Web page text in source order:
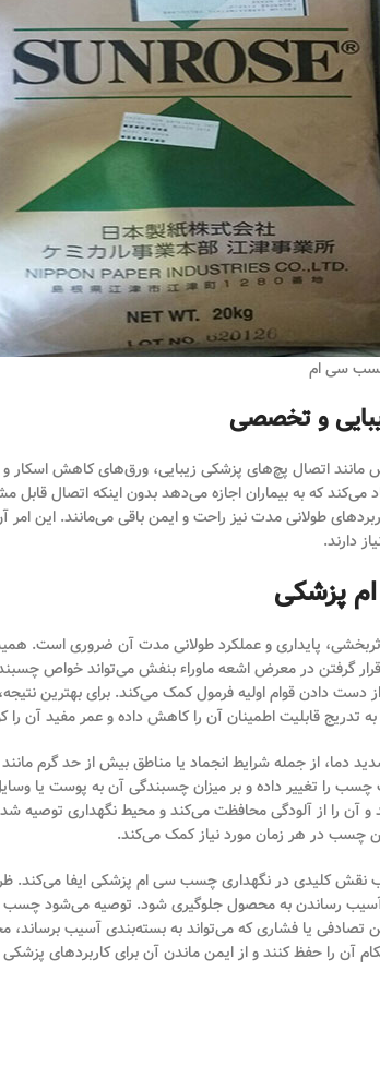
سی ام
اتصال پچ‌های پزشکی زیبایی، ورق‌های کاهش اسکار و
که به بیماران اجازه می‌دهد بدون اینکه اتصال
طولانی مدت نیز راحت و ایمن باقی می‌مانند. این امر آن
دارند.
پزشکی
پایداری و عملکرد طولانی مدت آن ضروری است.
قرار گرفتن در معرض اشعه ماوراء بنفش می‌تواند خواص
دادن قوام اولیه فرمول کمک می‌کند. برای بهترین
تدریج قابلیت اطمینان آن را کاهش داده و عمر مفید آن را
از جمله شرایط انجماد یا مناطق بیش از حد گرم مانند
چسب را تغییر داده و بر میزان چسبندگی آن به پوست یا
آن را از آلودگی محافظت می‌کند و محیط نگهداری توصیه
چسب در هر زمان مورد نیاز کمک می‌کند.
کلیدی در نگهداری چسب سی ام پزشکی ایفا می‌کند. ظرف
و آسیب رساندن به محصول جلوگیری شود. توصیه می‌شود
تصادفی یا فشاری که می‌تواند به بسته‌بندی آسیب
آن را حفظ کنند و از ایمن ماندن آن برای کاربردهای